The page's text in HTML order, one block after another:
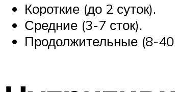
Короткие (до 2 суток).
Средние (3-7 сток).
Продолжительные (8-40